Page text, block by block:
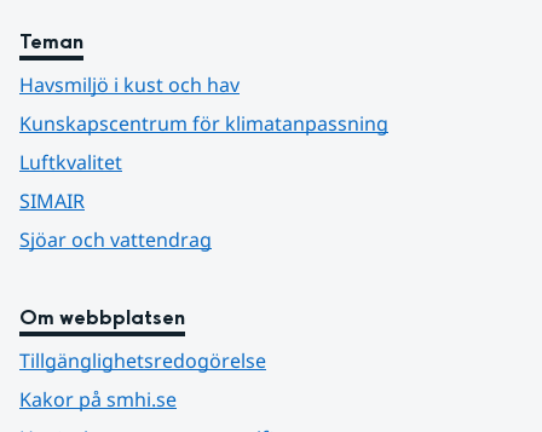
Teman
Havsmiljö i kust och hav
Kunskapscentrum för klimatanpassning
Luftkvalitet
SIMAIR
Sjöar och vattendrag
Om webbplatsen
Tillgänglighetsredogörelse
Kakor på smhi.se